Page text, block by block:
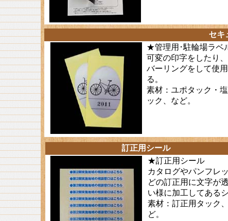
セキ
★管理用･駐輪場ラベ
可変の印字をしたり
バーリングをして使
る。
素材：ユポタック・
ック、など。
訂正用シール
★訂正用シール
カタログやパンフレ
どの訂正用に文字が
い様に加工してある
素材：訂正用タック
ど。